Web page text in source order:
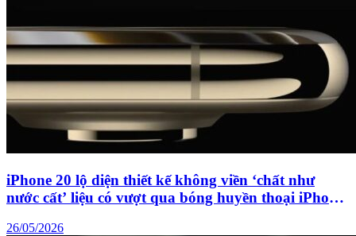
iPhone 20 lộ diện thiết kế không viền ‘chất như
nước cất’ liệu có vượt qua bóng huyền thoại iPhone
26/05/2026